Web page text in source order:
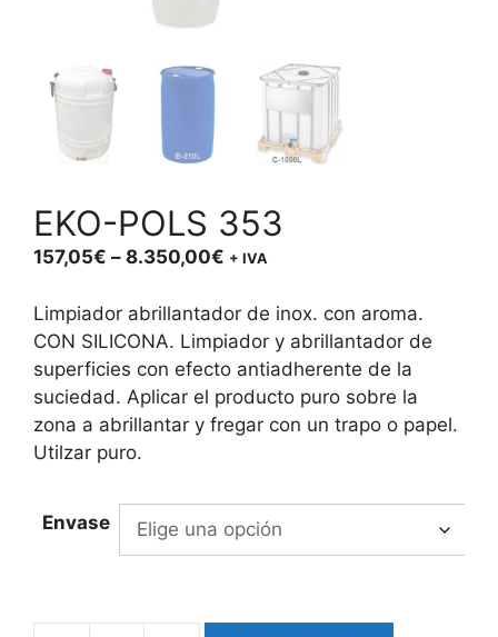
EKO-POLS 353
157,05€ – 8.350,00€ Price
157,05€
through
8.350,00€
+ IVA
Limpiador abrillantador de inox. con aroma.
CON SILICONA. Limpiador y abrillantador de
superficies con efecto antiadherente de la
suciedad. Aplicar el producto puro sobre la
zona a abrillantar y fregar con un trapo o papel.
Utilzar puro.
Envase